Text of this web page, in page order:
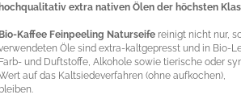
hochqualitativ extra nativen Ölen der höchsten
Bio-Kaffee Feinpeeling Naturseifereinigt nicht nur,
Öle sind extra-kaltgepresst und in Bio-
Farb- und Duftstoffe, Alkohole sowie tierische oder
auf das Kaltsiedeverfahren (ohne
bleiben.